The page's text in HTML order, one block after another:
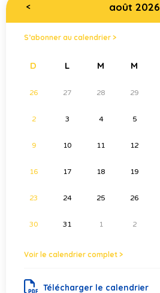
< août 2026
S’abonner au calendrier >
D L M M
26 27 28 29
2 3 4 5
9 10 11 12
16 17 18 19
23 24 25 26
30 31 1 2
Voir le calendrier complet >
Télécharger le calendrier